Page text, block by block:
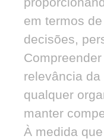
em termos
decisões,
relevância
qualquer
manter
À medida